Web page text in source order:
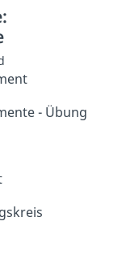
- Übung